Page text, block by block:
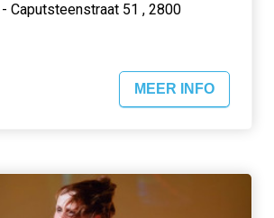
Caputsteenstraat 51 , 2800
MEER INFO